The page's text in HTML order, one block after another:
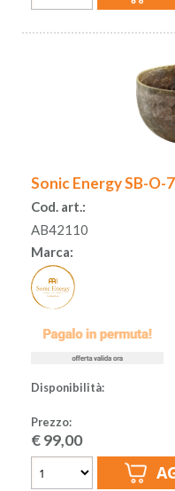
Sonic Energy SB-O-
Cod. art.:
AB42110
Marca:
Disponibilità:
Prezzo:
€99,00